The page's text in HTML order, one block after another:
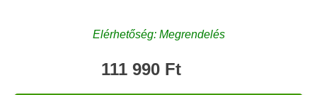
Elérhetőség: Megrendelés
111 990 Ft